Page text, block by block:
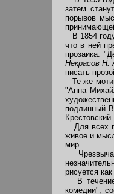
затем
порывов
В 1854
что в ней
прозаика.
Некрасов Н.
писать
Те же
"Анна
подлинный
Для всех
живое и
мир.
рисуется
В течение
комедии",